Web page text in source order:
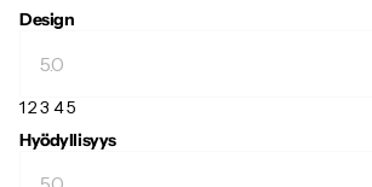
Design
123 45
Hyödyllisyys